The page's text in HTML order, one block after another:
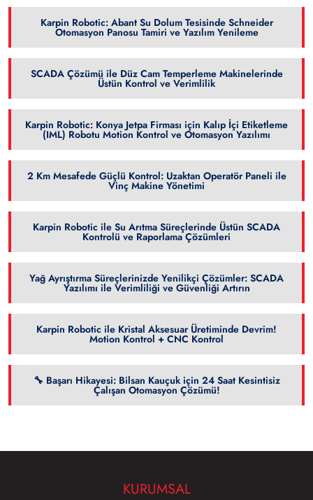
Karpin Robotic: Abant Su Dolum Tesisinde Schneider
Otomasyon Panosu Tamiri ve Yazılım Yenileme
SCADA Çözümü ile Düz Cam Temperleme Makinelerinde
Üstün Kontrol ve Verimlilik
Karpin Robotic: Konya Jetpa Firması için Kalıp İçi Etiketleme
(IML) Robotu Motion Kontrol ve Otomasyon Yazılımı
2 Km Mesafede Güçlü Kontrol: Uzaktan Operatör Paneli ile
Vinç Makine Yönetimi
Karpin Robotic ile Su Arıtma Süreçlerinde Üstün SCADA
Kontrolü ve Raporlama Çözümleri
Yağ Ayrıştırma Süreçlerinizde Yenilikçi Çözümler: SCADA
Yazılımı ile Verimliliği ve Güvenliği Artırın
Karpin Robotic ile Kristal Aksesuar Üretiminde Devrim!
Motion Kontrol + CNC Kontrol
🔧 Başarı Hikayesi: Bilsan Kauçuk için 24 Saat Kesintisiz
Çalışan Otomasyon Çözümü!
KURUMSAL